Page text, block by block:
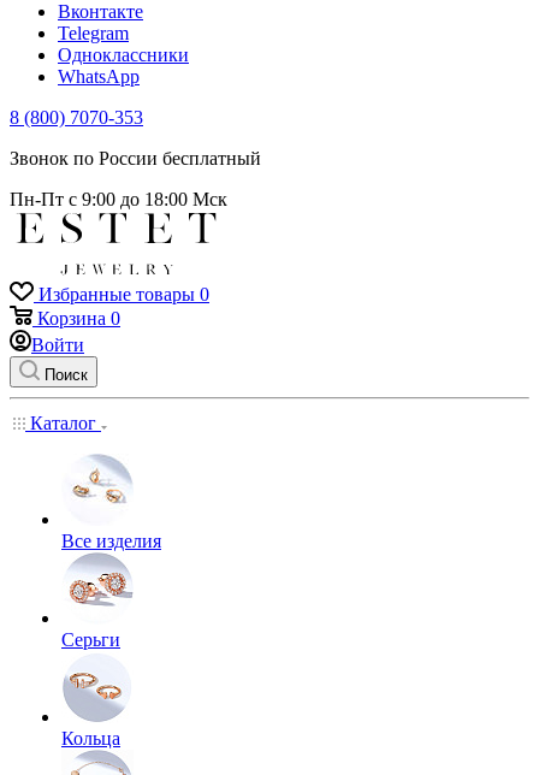
Вконтакте
Telegram
Одноклассники
WhatsApp
8 (800) 7070-353
Звонок по России бесплатный
Пн-Пт с 9:00 до 18:00 Мск
Избранные товары 0
Корзина 0
Войти
Поиск
Каталог
Все изделия
Серьги
Кольца